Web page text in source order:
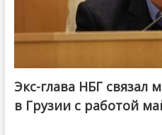
Экс-глава НБГ связал
в Грузии с работой